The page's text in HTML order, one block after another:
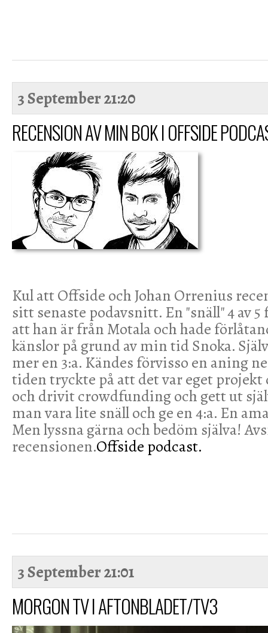
3 September21:20
RECENSION AV MIN BOK I OFFSIDE
Kul att Offside och Johan Orrenius
sitt senaste podavsnitt. En "snäll" 4 av
att han är från Motala och hade
känslor på grund av min tid Snoka.
mer en 3:a. Kändes förvisso en aning
tiden tryckte på att det var eget
och drivit crowdfunding och gett ut
man vara lite snäll och ge en 4:a. En
Men lyssna gärna och bedöm själva!
recensionen.Offside podcast.
3 September21:01
MORGON TV I AFTONBLADET/TV3